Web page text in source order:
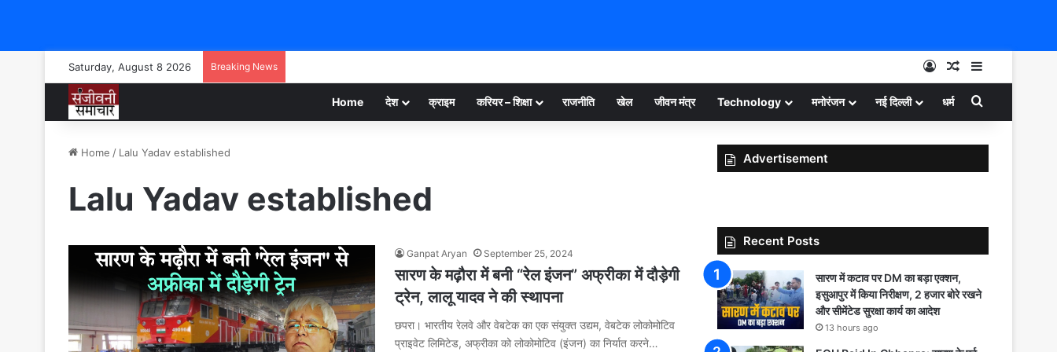
Saturday, August 8 2026 Breaking News Log InRandom Article
Sidebar
Home देश क्राइम करियर – शिक्षा राजनीति खेल जीवन मंत्र Technology मनोरंजन नई दिल्ली धर्म Search for
Home / Lalu Yadav established
Lalu Yadav established
Ganpat Aryan September 25, 2024
सारण के मढ़ौरा में बनी “रेल इंजन” अफ्रीका में दौड़ेगी
ट्रेन, लालू यादव ने की स्थापना
छपरा। भारतीय रेलवे और वेबटेक का एक संयुक्त उद्यम, वेबटेक लोकोमोटिव
प्राइवेट लिमिटेड, अफ्रीका को लोकोमोटिव (इंजन) का निर्यात करने…
Advertisement
Recent Posts
सारण में कटाव पर DM का बड़ा एक्शन,
इसुआपुर में किया निरीक्षण, 2 हजार बोरे रखने
और सीमेंटेड सुरक्षा कार्य का आदेश
13 hours ago